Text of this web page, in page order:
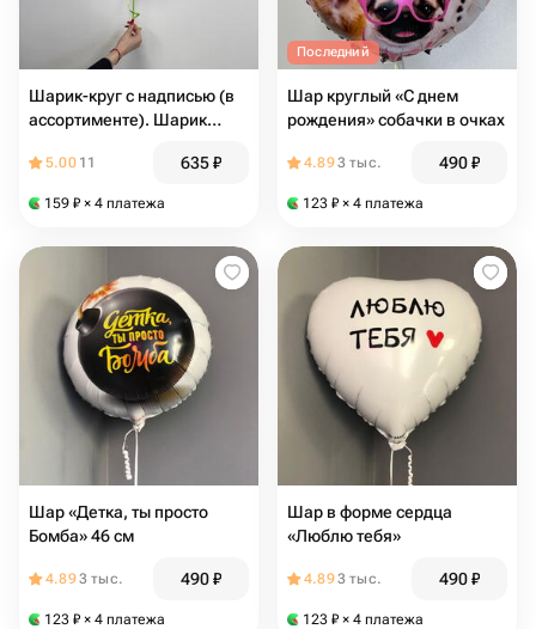
Шарик-круг с надписью (в
ассортименте). Шарик
днем рождения.
5.00 11 635₽
159 ₽ × 4 платежа
Последний
Шар круглый «С днем
рождения» собачки в очках
4.893 тыс. 490₽
123 ₽ × 4 платежа
Шар «Детка, ты просто
Бомба» 46 см
4.893 тыс. 490₽
123 ₽ × 4 платежа
Шар в форме сердца
«Люблю тебя»
4.893 тыс. 490₽
123 ₽ × 4 платежа